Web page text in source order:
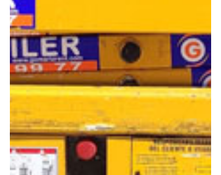
Motor:
Capacidad:
Ver ficha técnica
COMPARADOR
Compara esta y otras máquinas desde el siguiente botón o ponte
en contacto con nosotros para un asesoramiento más personal.
Comparar